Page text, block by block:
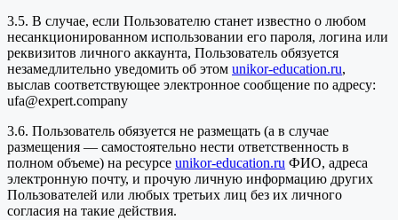
3.5. В случае, если Пользователю станет известно о любом
несанкционированном использовании его пароля, логина или
реквизитов личного аккаунта, Пользователь обязуется
незамедлительно уведомить об этом unikor-education.ru,
выслав соответствующее электронное сообщение по адресу:
ufa@expert.company
3.6. Пользователь обязуется не размещать (а в случае
размещения — самостоятельно нести ответственность в
полном объеме) на ресурсе unikor-education.ru ФИО, адреса
электронную почту, и прочую личную информацию других
Пользователей или любых третьих лиц без их личного
согласия на такие действия.